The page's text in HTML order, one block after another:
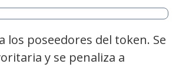
los poseedores del token. Se
y se penaliza a